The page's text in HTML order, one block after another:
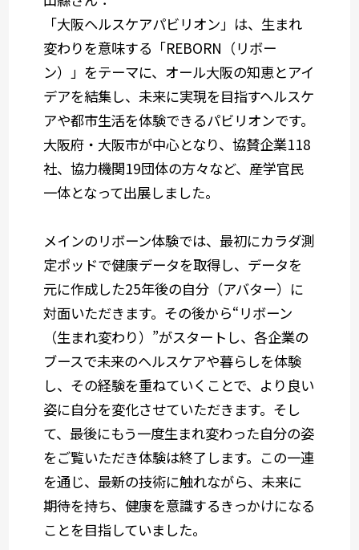
「大阪ヘルスケアパビリオン」は、生まれ
変わりを意味する「REBORN（リボー
ン）」をテーマに、オール大阪の知恵とアイ
デアを結集し、未来に実現を目指すヘルスケ
アや都市生活を体験できるパビリオンです。
大阪府・大阪市が中心となり、協賛企業118
社、協力機関19団体の方々など、産学官民
一体となって出展しました。
メインのリボーン体験では、最初にカラダ測
定ポッドで健康データを取得し、データを
元に作成した25年後の自分（アバター）に
対面いただきます。その後から“リボーン
（生まれ変わり）”がスタートし、各企業の
ブースで未来のヘルスケアや暮らしを体験
し、その経験を重ねていくことで、より良い
姿に自分を変化させていただきます。そし
て、最後にもう一度生まれ変わった自分の姿
をご覧いただき体験は終了します。この一連
を通じ、最新の技術に触れながら、未来に
期待を持ち、健康を意識するきっかけになる
ことを目指していました。